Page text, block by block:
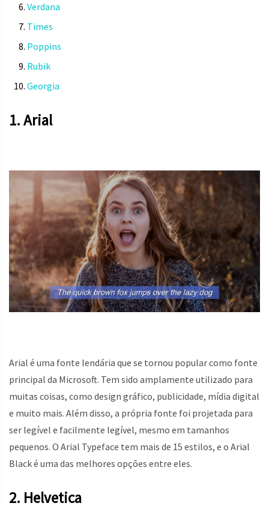
Verdana
Times
Poppins
Rubik
Georgia
1. Arial
Arial é uma fonte lendária que se tornou popular como fonte
principal da Microsoft. Tem sido amplamente utilizado para
muitas coisas, como design gráfico, publicidade, mídia digital
e muito mais. Além disso, a própria fonte foi projetada para
ser legível e facilmente legível, mesmo em tamanhos
pequenos. O Arial Typeface tem mais de 15 estilos, e o Arial
Black é uma das melhores opções entre eles.
2. Helvetica